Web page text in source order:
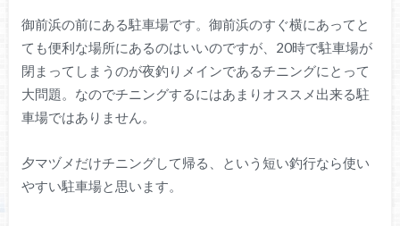
御前浜の前にある駐車場です。御前浜のすぐ横にあってと
ても便利な場所にあるのはいいのですが、20時で駐車場が
閉まってしまうのが夜釣りメインであるチニングにとって
大問題。なのでチニングするにはあまりオススメ出来る駐
車場ではありません。
夕マヅメだけチニングして帰る、という短い釣行なら使い
やすい駐車場と思います。